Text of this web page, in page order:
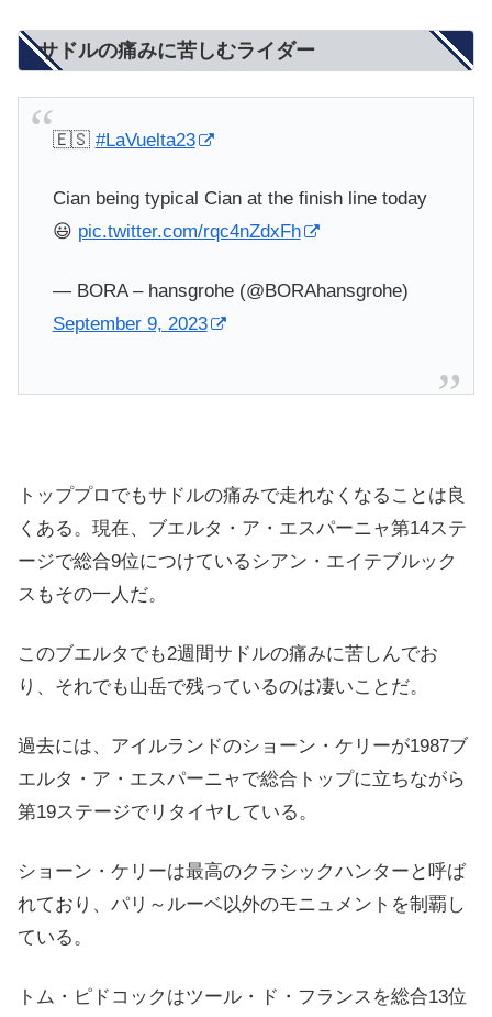
サドルの痛みに苦しむライダー
🇪🇸 #LaVuelta23
Cian being typical Cian at the finish line today
😃 pic.twitter.com/rqc4nZdxFh
— BORA – hansgrohe (@BORAhansgrohe)
September 9, 2023
トッププロでもサドルの痛みで走れなくなることは良
くある。現在、ブエルタ・ア・エスパーニャ第14ステ
ージで総合9位につけているシアン・エイテブルック
スもその一人だ。
このブエルタでも2週間サドルの痛みに苦しんでお
り、それでも山岳で残っているのは凄いことだ。
過去には、アイルランドのショーン・ケリーが1987ブ
エルタ・ア・エスパーニャで総合トップに立ちながら
第19ステージでリタイヤしている。
ショーン・ケリーは最高のクラシックハンターと呼ば
れており、パリ～ルーベ以外のモニュメントを制覇し
ている。
トム・ピドコックはツール・ド・フランスを総合13位